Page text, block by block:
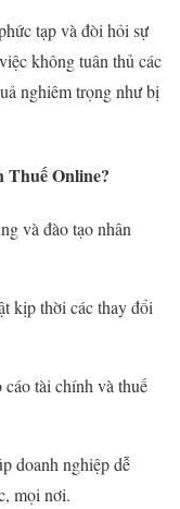
tạp và đòi hỏi sự
không tuân thủ các
nghiêm trọng như bị
Thuế Online?
và đào tạo nhân
kịp thời các thay đổi
cáo tài chính và thuế
doanh nghiệp dễ
mọi nơi.